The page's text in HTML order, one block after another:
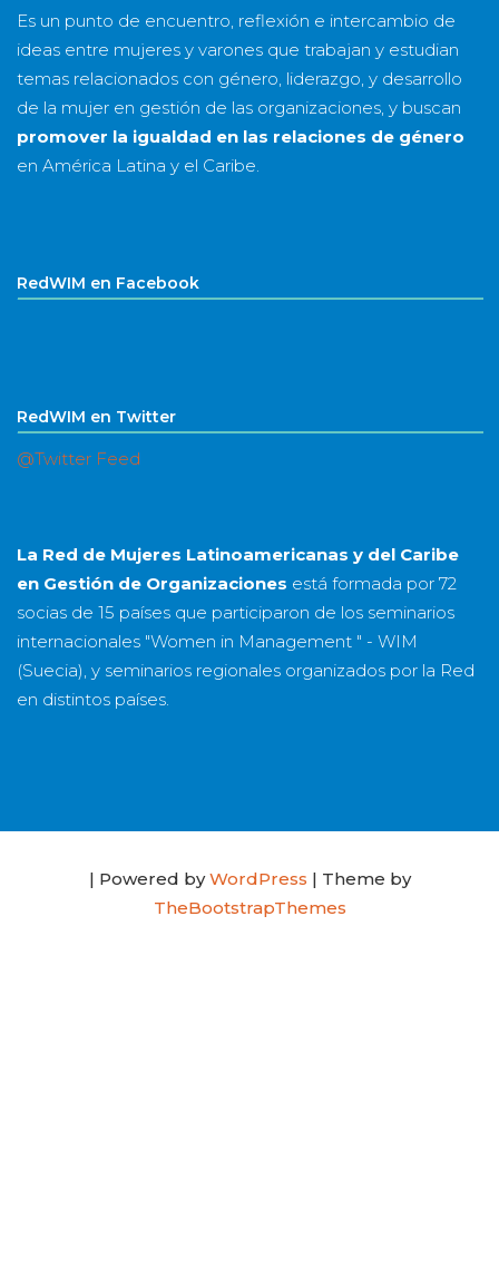
Es un punto de encuentro, reflexión e intercambio de
ideas entre mujeres y varones que trabajan y estudian
temas relacionados con género, liderazgo, y desarrollo
de la mujer en gestión de las organizaciones, y buscan
promover la igualdad en las relaciones de género
en América Latina y el Caribe.
RedWIM en Facebook
RedWIM en Twitter
@Twitter Feed
La Red de Mujeres Latinoamericanas y del Caribe
en Gestión de Organizaciones está formada por 72
socias de 15 países que participaron de los seminarios
internacionales "Women in Management " - WIM
(Suecia), y seminarios regionales organizados por la Red
en distintos países.
| Powered byWordPress | Theme by
TheBootstrapThemes